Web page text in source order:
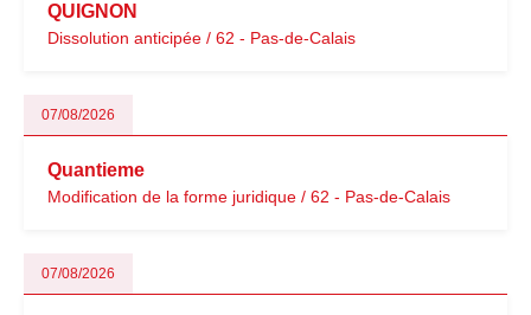
QUIGNON
Dissolution anticipée / 62 - Pas-de-Calais
07/08/2026
Quantieme
Modification de la forme juridique / 62 - Pas-de-Calais
07/08/2026